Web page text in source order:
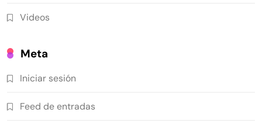
Videos
Meta
Iniciar sesión
Feed de entradas